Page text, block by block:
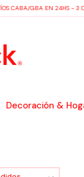
GBA EN 24HS - 3 CUOTAS
Decoración &